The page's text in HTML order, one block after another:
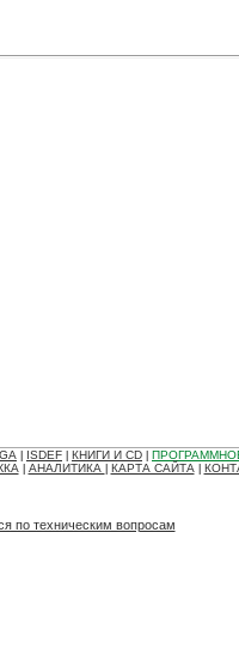
ISDEF КНИГИ И CD
| АНАЛИТИКА КАРТА САЙТА|
по техническим вопросам